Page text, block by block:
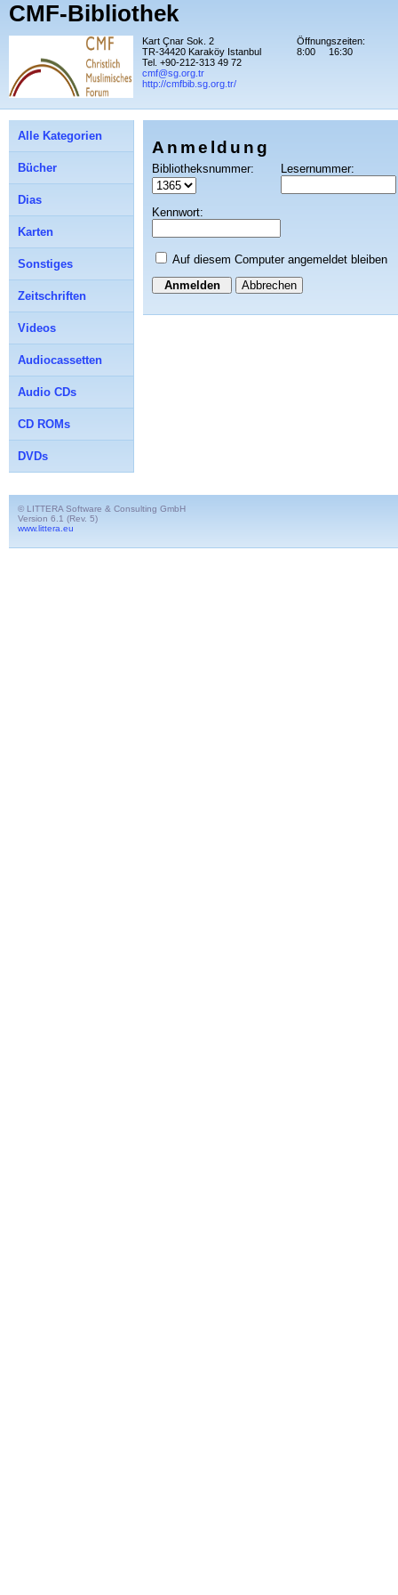
CMF-Bibliothek
Kart Çnar Sok. 2
TR-34420 Karaköy Istanbul
Tel. +90-212-313 49 72
cmf@sg.org.tr
http://cmfbib.sg.org.tr/
Öffnungszeiten:
8:00
16:30
Anmeldung
Bibliotheksnummer: Lesernummer:
Kennwort:
Auf diesem Computer angemeldet bleiben
Abbrechen
Alle Kategorien
Bücher
Dias
Karten
Sonstiges
Zeitschriften
Videos
Audiocassetten
Audio CDs
CD ROMs
DVDs
© LITTERA Software & Consulting GmbH
Version 6.1 (Rev. 5)
www.littera.eu